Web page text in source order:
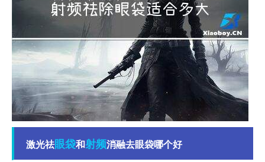
激光祛眼袋和射频消融去眼袋哪个好